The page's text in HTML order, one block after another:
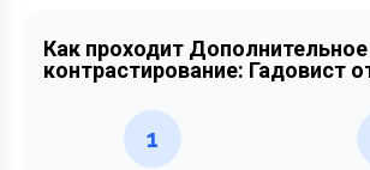
Как проходит Дополнительное
контрастирование: Гадовист
1